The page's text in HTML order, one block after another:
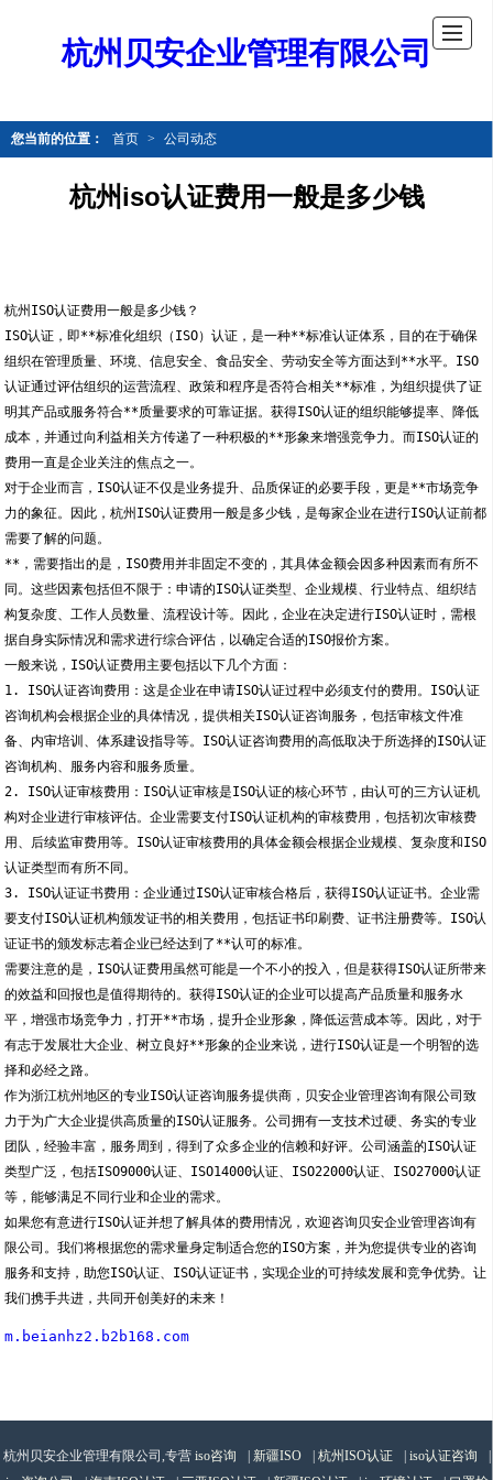
杭州贝安企业管理有限公司
您当前的位置： 首页 > 公司动态
杭州iso认证费用一般是多少钱
杭州ISO认证费用一般是多少钱？
ISO认证，即**标准化组织（ISO）认证，是一种**标准认证体系，目的在于确保
组织在管理质量、环境、信息安全、食品安全、劳动安全等方面达到**水平。ISO
认证通过评估组织的运营流程、政策和程序是否符合相关**标准，为组织提供了证
明其产品或服务符合**质量要求的可靠证据。获得ISO认证的组织能够提率、降低
成本，并通过向利益相关方传递了一种积极的**形象来增强竞争力。而ISO认证的
费用一直是企业关注的焦点之一。
对于企业而言，ISO认证不仅是业务提升、品质保证的必要手段，更是**市场竞争
力的象征。因此，杭州ISO认证费用一般是多少钱，是每家企业在进行ISO认证前都
需要了解的问题。
**，需要指出的是，ISO费用并非固定不变的，其具体金额会因多种因素而有所不
同。这些因素包括但不限于：申请的ISO认证类型、企业规模、行业特点、组织结
构复杂度、工作人员数量、流程设计等。因此，企业在决定进行ISO认证时，需根
据自身实际情况和需求进行综合评估，以确定合适的ISO报价方案。
一般来说，ISO认证费用主要包括以下几个方面：
1. ISO认证咨询费用：这是企业在申请ISO认证过程中必须支付的费用。ISO认证
咨询机构会根据企业的具体情况，提供相关ISO认证咨询服务，包括审核文件准
备、内审培训、体系建设指导等。ISO认证咨询费用的高低取决于所选择的ISO认证
咨询机构、服务内容和服务质量。
2. ISO认证审核费用：ISO认证审核是ISO认证的核心环节，由认可的三方认证机
构对企业进行审核评估。企业需要支付ISO认证机构的审核费用，包括初次审核费
用、后续监审费用等。ISO认证审核费用的具体金额会根据企业规模、复杂度和ISO
认证类型而有所不同。
3. ISO认证证书费用：企业通过ISO认证审核合格后，获得ISO认证证书。企业需
要支付ISO认证机构颁发证书的相关费用，包括证书印刷费、证书注册费等。ISO认
证证书的颁发标志着企业已经达到了**认可的标准。
需要注意的是，ISO认证费用虽然可能是一个不小的投入，但是获得ISO认证所带来
的效益和回报也是值得期待的。获得ISO认证的企业可以提高产品质量和服务水
平，增强市场竞争力，打开**市场，提升企业形象，降低运营成本等。因此，对于
有志于发展壮大企业、树立良好**形象的企业来说，进行ISO认证是一个明智的选
择和必经之路。
作为浙江杭州地区的专业ISO认证咨询服务提供商，贝安企业管理咨询有限公司致
力于为广大企业提供高质量的ISO认证服务。公司拥有一支技术过硬、务实的专业
团队，经验丰富，服务周到，得到了众多企业的信赖和好评。公司涵盖的ISO认证
类型广泛，包括ISO9000认证、ISO14000认证、ISO22000认证、ISO27000认证
等，能够满足不同行业和企业的需求。
如果您有意进行ISO认证并想了解具体的费用情况，欢迎咨询贝安企业管理咨询有
限公司。我们将根据您的需求量身定制适合您的ISO方案，并为您提供专业的咨询
服务和支持，助您ISO认证、ISO认证证书，实现企业的可持续发展和竞争优势。让
我们携手共进，共同开创美好的未来！
m.beianhz2.b2b168.com
杭州贝安企业管理有限公司,专营 iso咨询 新疆ISO 杭州ISO认证 iso认证咨询